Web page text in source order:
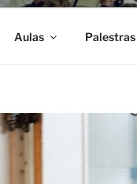
Aulas Palestras